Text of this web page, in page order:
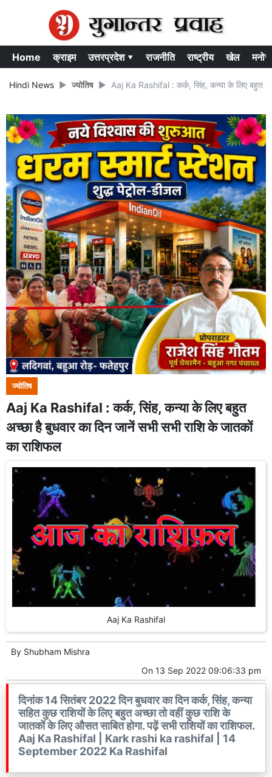
Home क्राइम उत्तरप्रदेश ▾ राजनीति राष्ट्रीय खेल
Hindi News ज्योतिष Aaj Ka Rashifal : कर्क, सिंह, कन्या के लिए बहुत
ज्योतिष
Aaj Ka Rashifal : कर्क, सिंह, कन्या के लिए बहुत
अच्छा है बुधवार का दिन जानें सभी सभी राशि के जातकों
का राशिफल
Aaj Ka Rashifal
By Shubham Mishra
On 13 Sep 2022 09:06:33 pm
दिनांक 14 सितंबर 2022 दिन बुधवार का दिन कर्क, सिंह, कन्या
सहित कुछ राशियों के लिए बहुत अच्छा तो वहीं कुछ राशि के
जातकों के लिए औसत साबित होगा. पढ़ें सभी राशियों का राशिफल.
Aaj Ka Rashifal | Kark rashi ka rashifal | 14
September 2022 Ka Rashifal